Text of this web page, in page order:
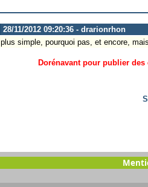
28/11/2012 09:20:36 - drarionrhon
plus simple, pourquoi pas, et encore,
Dorénavant pour publier